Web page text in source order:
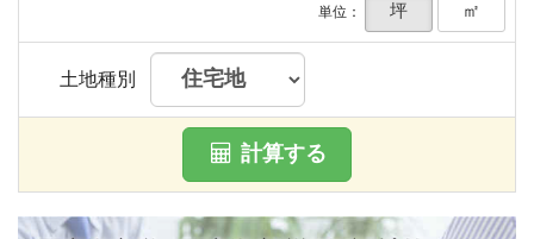
単位： 坪 ㎡
土地種別
計算する